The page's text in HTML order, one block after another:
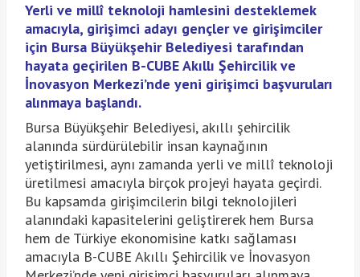
Yerli ve millî teknoloji hamlesini desteklemek
amacıyla, girişimci adayı gençler ve girişimciler
için Bursa Büyükşehir Belediyesi tarafından
hayata geçirilen B-CUBE Akıllı Şehircilik ve
İnovasyon Merkezi’nde yeni girişimci başvuruları
alınmaya başlandı.
Bursa Büyükşehir Belediyesi, akıllı şehircilik
alanında sürdürülebilir insan kaynağının
yetiştirilmesi, aynı zamanda yerli ve millî teknoloji
üretilmesi amacıyla birçok projeyi hayata geçirdi.
Bu kapsamda girişimcilerin bilgi teknolojileri
alanındaki kapasitelerini geliştirerek hem Bursa
hem de Türkiye ekonomisine katkı sağlaması
amacıyla B-CUBE Akıllı Şehircilik ve İnovasyon